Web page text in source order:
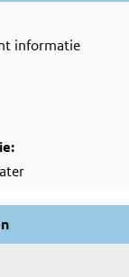
informatie